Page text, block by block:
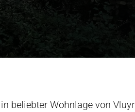
beliebter Wohnlage von